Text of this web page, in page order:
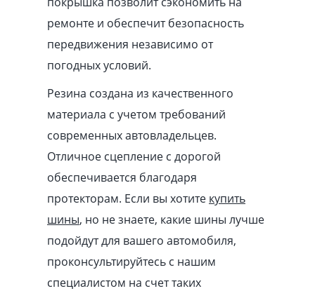
ремонте и обеспечит безопасность
передвижения независимо от
погодных условий.
Резина создана из качественного
материала с учетом требований
современных автовладельцев.
Отличное сцепление с дорогой
обеспечивается благодаря
протекторам. Если вы хотите купить
шины, но не знаете, какие шины лучше
подойдут для вашего автомобиля,
проконсультируйтесь с нашим
специалистом на счет таких